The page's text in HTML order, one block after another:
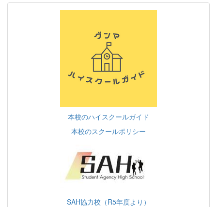
本校のハイスクールガイド
本校のスクールポリシー
SAH協力校（R5年度より）